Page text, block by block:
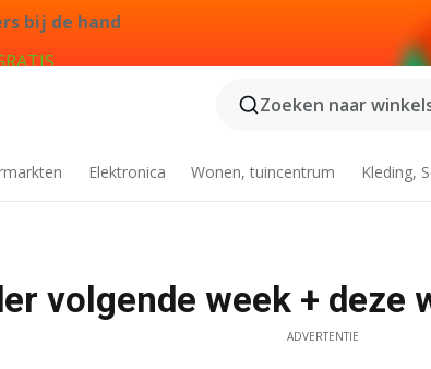
bij de hand
Zoeken naar
Elektronica Wonen, tuincentrum Kleding,
volgende week + deze
ADVERTENTIE